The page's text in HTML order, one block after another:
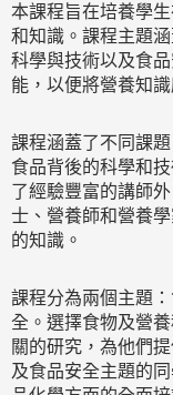
本課程旨在培養學
和知識。課程主題
科學與技術以及食
能，以便將營養知
課程涵蓋了不同課
食品背後的科學和
了經驗豐富的講師
士、營養師和營養
的知識。
課程分為兩個主題
全。選擇食物及營
關的研究，為他們
及食品安全主題的